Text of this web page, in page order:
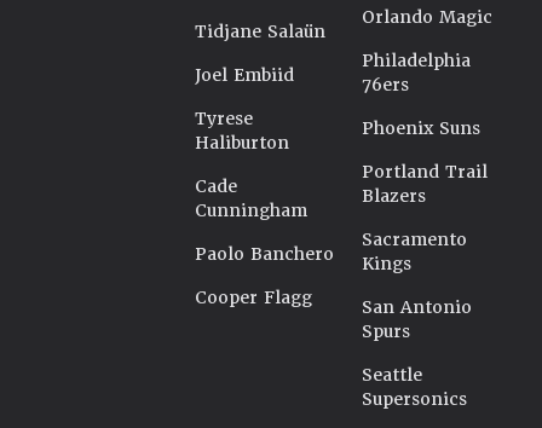
Tidjane Salaün
Joel Embiid
Tyrese
Haliburton
Cade
Cunningham
Paolo Banchero
Cooper Flagg
Orlando Magic
Philadelphia
76ers
Phoenix Suns
Portland Trail
Blazers
Sacramento
Kings
San Antonio
Spurs
Seattle
Supersonics